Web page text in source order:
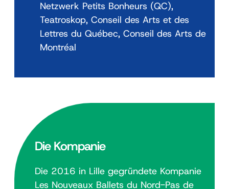
Netzwerk Petits Bonheurs (QC),
Teatroskop, Conseil des Arts et des
Lettres du Québec, Conseil des Arts de
Montréal
Die Kompanie
Die 2016 in Lille gegründete Kompanie
Les Nouveaux Ballets du Nord-Pas de